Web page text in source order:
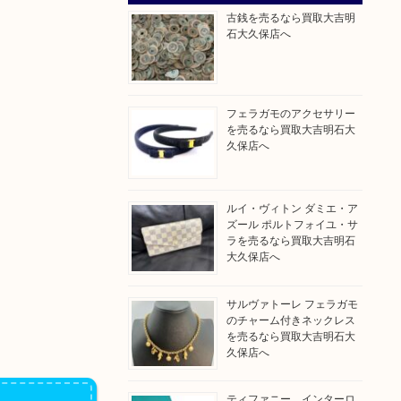
古銭を売るなら買取大吉明
石大久保店へ
フェラガモのアクセサリー
を売るなら買取大吉明石大
久保店へ
ルイ・ヴィトン ダミエ・ア
ズール ポルトフォイユ・サ
ラを売るなら買取大吉明石
大久保店へ
サルヴァトーレ フェラガモ
のチャーム付きネックレス
を売るなら買取大吉明石大
久保店へ